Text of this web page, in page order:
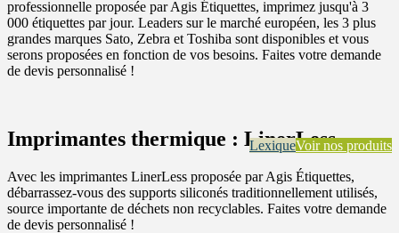
professionnelle proposée par Agis Étiquettes, imprimez jusqu'à 3
000 étiquettes par jour. Leaders sur le marché européen, les 3 plus
grandes marques Sato, Zebra et Toshiba sont disponibles et vous
serons proposées en fonction de vos besoins. Faites votre demande
de devis personnalisé !
LexiqueVoir nos produits
Imprimantes thermique : LinerLess
Avec les imprimantes LinerLess proposée par Agis Étiquettes,
débarrassez-vous des supports siliconés traditionnellement utilisés,
source importante de déchets non recyclables. Faites votre demande
de devis personnalisé !